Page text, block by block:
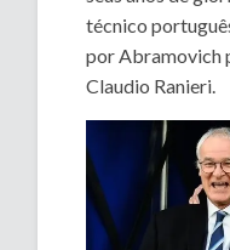
técnico
por Abramovich
Claudio Ranieri.